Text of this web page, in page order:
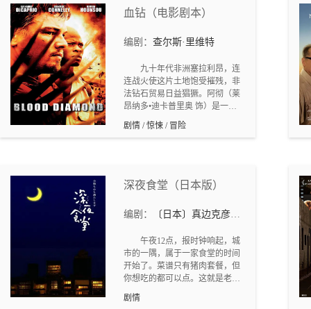
血钻（电影剧本）
编剧： 查尔斯·里维特
九十年代非洲塞拉利昂，连
连战火使这片土地饱受摧残，非
法钻石贸易日益猖獗。阿彻（莱
昂纳多•迪卡普里奥 饰）是一个
地道的战争贩子，靠倒卖战区钻
石为生，他在监狱中无意得知渔
一起找出钻石，离开非洲。所罗
他发现一颗极品粉钻，藏了起
狱，后被阿彻救出，并在战地记
者麦迪•鲍文(珍妮弗•康纳利 饰)
的帮助下，找到了失散的家人，
此时，他的儿子迪亚却被叛军带
走，生死未卜。悲愤的所罗门答
剧情 / 惊悚 / 冒险
深夜食堂（日本版）
编剧：
〔日本〕真边克彦、
午夜12点，报时钟响起，城
市的一隅，属于一家食堂的时间
开始了。菜谱只有猪肉套餐，但
你想吃的都可以点。这就是老板
（小林薰 饰）的经营方针。特殊
的风格和怀念的味道，招来了不
剧情